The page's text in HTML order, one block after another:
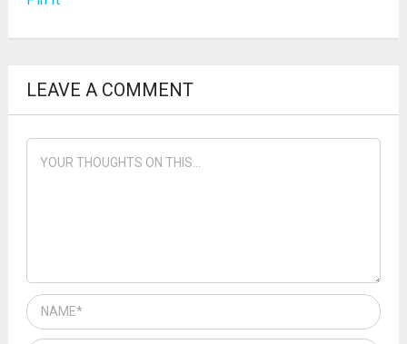
LEAVE A COMMENT